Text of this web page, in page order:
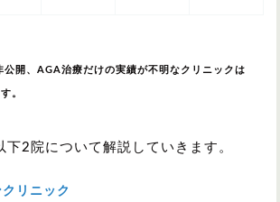
公開、AGA治療だけの実績が不明なクリニックは
。
下2院について解説していきます。
リニック